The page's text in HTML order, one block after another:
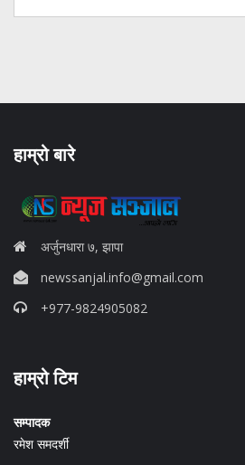
हाम्रो बारे
अर्जुनधारा ७, झापा
newssanjal.info@gmail.com
+977-9824905082
b88 slot
daftar slot88
judi slot online pulsa
हाम्रो टिम
सम्पादक
रमेश समदर्शी